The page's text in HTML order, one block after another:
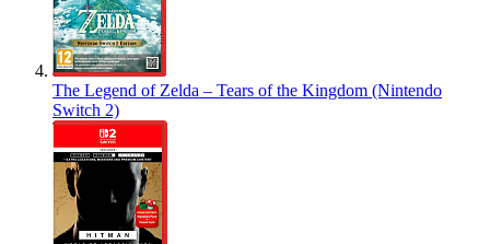
The Legend of Zelda – Tears of the Kingdom (Nintendo
Switch 2)